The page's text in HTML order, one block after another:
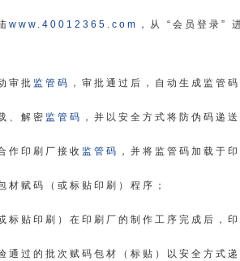
www.40012365.com ，从 “会员登录”
审批 监管码 ，审批通过后，自动生成监管码
、解密 监管码 ，并以安全方式将防伪码递
作印刷厂接收 监管码 ，并将监管码加载于
材赋码（或标贴印刷）程序；
标贴印刷）在印刷厂的制作工序完成后，
通过的批次赋码包材（标贴）以安全方式